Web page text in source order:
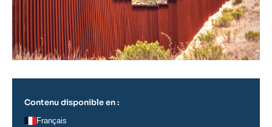
Contenu disponible en :
Français